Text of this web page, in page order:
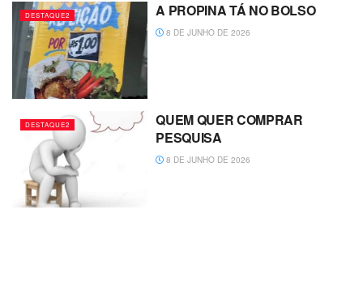
DESTAQUE2 A PROPINA TÁ NO BOLSO
8 DE JUNHO DE 2026
DESTAQUE2
QUEM QUER COMPRAR
PESQUISA
8 DE JUNHO DE 2026